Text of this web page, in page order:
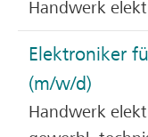
Handwerk
Elektroniker
(m/w/d)
Handwerk